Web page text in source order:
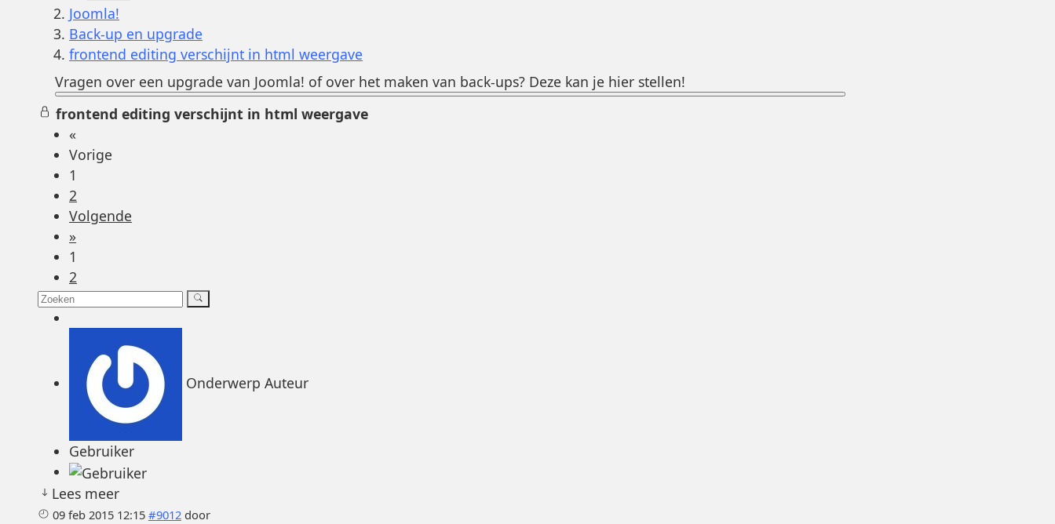
Joomla!
Back-up en upgrade
frontend editing verschijnt in html weergave
Vragen over een upgrade van Joomla! of over het maken van back-ups? Deze kan je hier stellen!
frontend editing verschijnt in html weergave
«
Vorige
1
2
Volgende
»
1
2
Onderwerp Auteur
Gebruiker
Lees meer
09 feb 2015 12:15 #9012 door